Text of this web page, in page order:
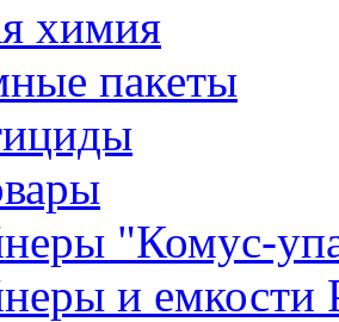
химия
пакеты
"Комус-
и емкости